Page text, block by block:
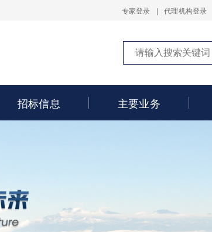
专家登录 | 代理机构登录
招标信息 主要业务